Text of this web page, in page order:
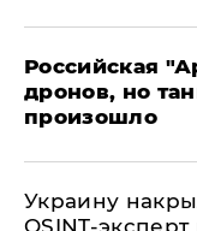
​Российская
дронов, но
произошло
​Украину
OSINT-эксперт